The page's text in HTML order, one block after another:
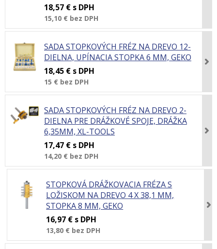
18,57 € s DPH
15,10 € bez DPH
SADA STOPKOVÝCH FRÉZ NA DREVO 12-
DIELNA, UPÍNACIA STOPKA 6 MM, GEKO
18,45 € s DPH
15 € bez DPH
SADA STOPKOVÝCH FRÉZ NA DREVO 2-
DIELNA PRE DRÁŽKOVÉ SPOJE, DRÁŽKA
6,35MM, XL-TOOLS
17,47 € s DPH
14,20 € bez DPH
STOPKOVÁ DRÁŽKOVACIA FRÉZA S
LOŽISKOM NA DREVO 4 X 38,1 MM,
STOPKA 8 MM, GEKO
16,97 € s DPH
13,80 € bez DPH